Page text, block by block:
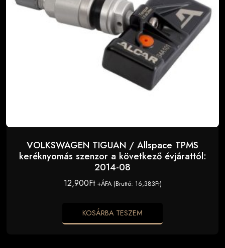
VOLKSWAGEN TIGUAN / Allspace TPMS
keréknyomás szenzor a következő évjárattól:
2014-08
12,900Ft +ÁFA (Bruttó: 16,383Ft)
KOSÁRBA TESZEM